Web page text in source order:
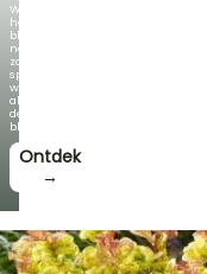
Wanneer
het
blad
net
zo
spectaculair
wordt
als
de
bloei!
Ontdek
→